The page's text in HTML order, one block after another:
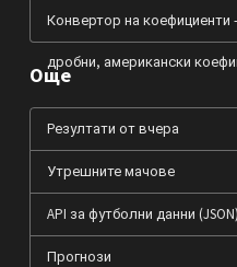
Конвертор на коефициенти
дробни, американски
Още
Резултати от вчера
Утрешните мачове
API за футболни данни (JSON)
Прогнози